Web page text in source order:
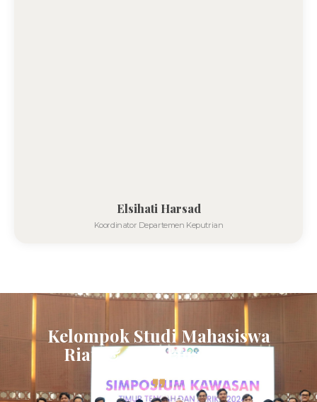
Elsihati Harsad
Koordinator Departemen Keputrian
Kelompok Studi Mahasiswa
Riau & Kepulauan Riau